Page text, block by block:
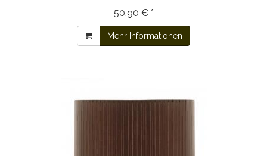
50,90 € *
Mehr Informationen